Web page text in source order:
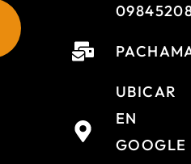
UBICAR
EN
GOOGLE